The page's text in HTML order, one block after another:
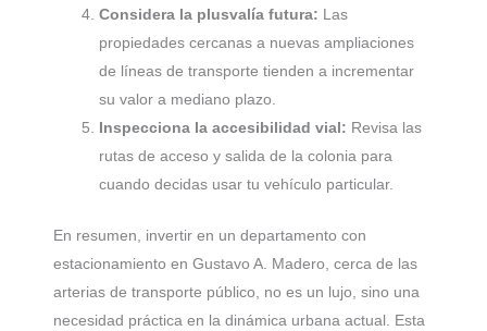
Considera la plusvalía futura: Las
propiedades cercanas a nuevas ampliaciones
de líneas de transporte tienden a incrementar
su valor a mediano plazo.
Inspecciona la accesibilidad vial: Revisa las
rutas de acceso y salida de la colonia para
cuando decidas usar tu vehículo particular.
En resumen, invertir en un departamento con
estacionamiento en Gustavo A. Madero, cerca de las
arterias de transporte público, no es un lujo, sino una
necesidad práctica en la dinámica urbana actual. Esta